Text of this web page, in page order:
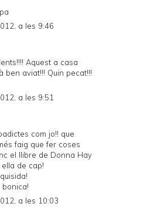
a les 9:46
Aquest a casa
ben aviat!!! Quin pecat!!!
a les 9:51
com jo!! que
faig que fer coses
el llibre de Donna Hay
de cap!
a les 10:03